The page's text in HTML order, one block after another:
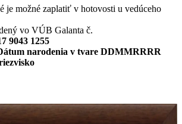
je možné zaplatiť v hotovosti u vedúceho
vo VÚB Galanta č.
9043 1255
narodenia v tvare DDMMRRRR